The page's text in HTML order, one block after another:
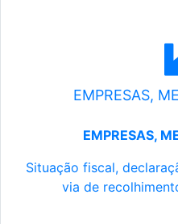
EMPRESAS,
EMPRESAS,
Situação fiscal,
via de